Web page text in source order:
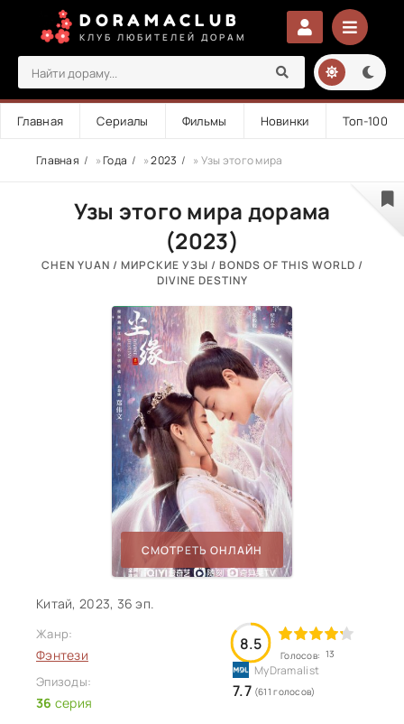
DORAMACLUB
КЛУБ ЛЮБИТЕЛЕЙ ДОРАМ
Главная Сериалы Фильмы Новинки Топ-100
Главная »Года »2023 » Узы этого мира
Узы этого мира дорама
(2023)
CHEN YUAN / МИРСКИЕ УЗЫ / BONDS OF THIS WORLD /
DIVINE DESTINY
СМОТРЕТЬ ОНЛАЙН
Китай, 2023, 36 эп.
Жанр:
Фэнтези
Эпизоды:
36 серия
8.5
Голосов: 13
7.7 (611 голосов)